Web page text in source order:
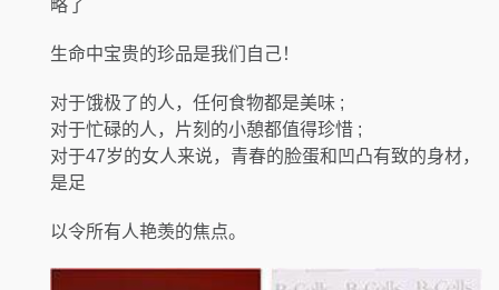
略了
生命中宝贵的珍品是我们自己！
对于饿极了的人，任何食物都是美味 ;
对于忙碌的人，片刻的小憩都值得珍惜 ;
对于47岁的女人来说，青春的脸蛋和凹凸有致的身材，
是足
以令所有人艳羡的焦点。